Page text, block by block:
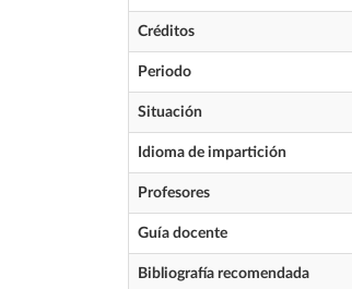
Créditos
Periodo
Situación
Idioma de impartición
Profesores
Guía docente
Bibliografía recomendada